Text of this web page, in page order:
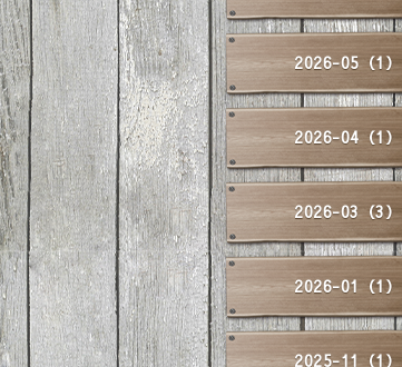
2026-05（1）
2026-04（1）
2026-03（3）
2026-01（1）
2025-11（1）